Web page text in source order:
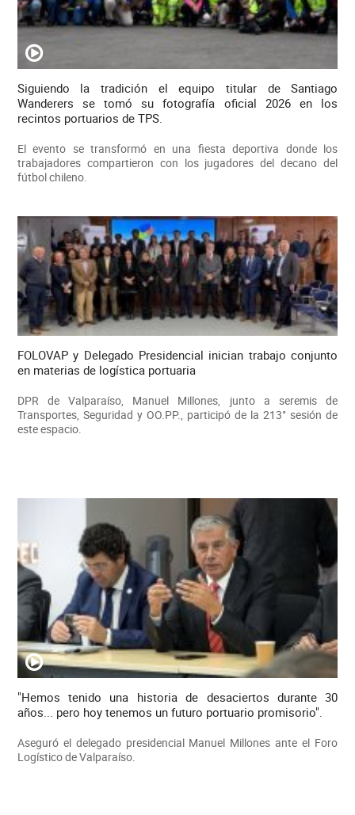
Siguiendo la tradición el equipo titular de Santiago
Wanderers se tomó su fotografía oficial 2026 en los
recintos portuarios de TPS.
El evento se transformó en una fiesta deportiva donde los
trabajadores compartieron con los jugadores del decano del
fútbol chileno.
FOLOVAP y Delegado Presidencial inician trabajo conjunto
en materias de logística portuaria
DPR de Valparaíso, Manuel Millones, junto a seremis de
Transportes, Seguridad y OO.PP., participó de la 213° sesión de
este espacio.
"Hemos tenido una historia de desaciertos durante 30
años... pero hoy tenemos un futuro portuario promisorio".
Aseguró el delegado presidencial Manuel Millones ante el Foro
Logístico de Valparaíso.